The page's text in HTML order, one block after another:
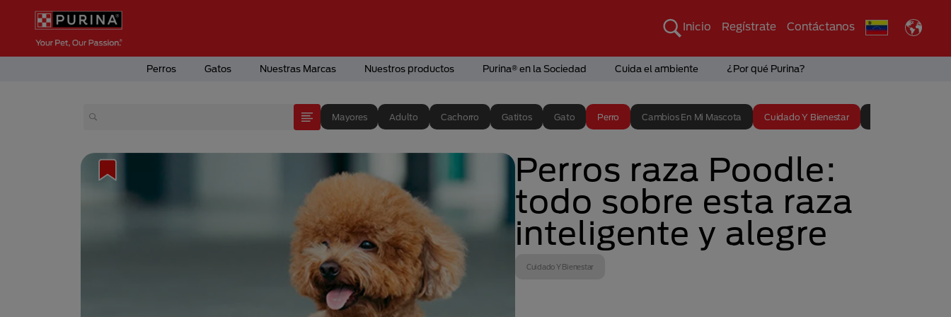
Pasar al contenido principal
Menú Secundario Purina
Inicio Regístrate Contáctanos
Menú Principal Purina
Perros Gatos Nuestras Marcas Nuestros productos Purina® en la Sociedad Cuida el ambiente ¿Por qué Purina?
Mayores Adulto Cachorro Gatitos Gato Perro Cambios En Mi Mascota Cuidado Y Bienestar
Perros raza Poodle:
todo sobre esta raza
inteligente y alegre
Cuidado Y Bienestar